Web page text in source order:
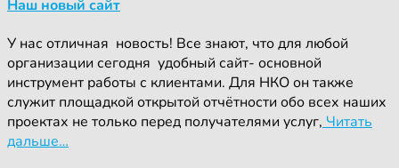
Наш новый сайт
У нас отличная новость! Все знают, что для любой
организации сегодня удобный сайт- основной
инструмент работы с клиентами. Для НКО он также
служит площадкой открытой отчётности обо всех наших
проектах не только перед получателями услуг, Читать
дальше…